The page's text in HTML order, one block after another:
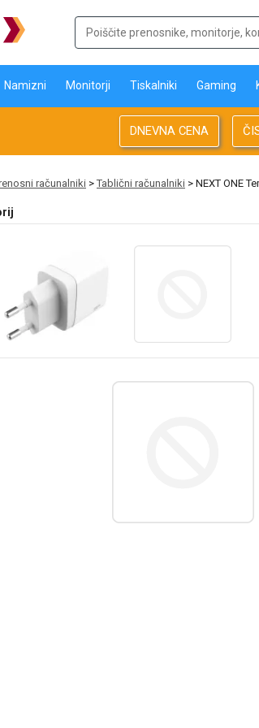
Namizni Monitorji Tiskalniki Gaming
DNEVNA CENA
računalniki > Tablični računalniki > NEXT ONE